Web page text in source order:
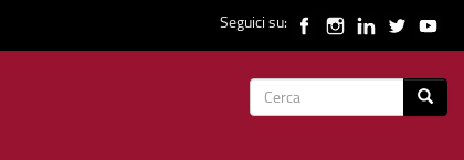
Seguici su:
Form